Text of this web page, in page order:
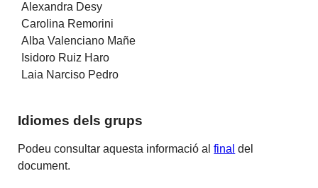
Alexandra Desy
Carolina Remorini
Alba Valenciano Mañe
Isidoro Ruiz Haro
Laia Narciso Pedro
Idiomes dels grups
Podeu consultar aquesta informació alfinal del
document.